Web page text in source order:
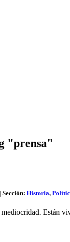
"prensa"
Sección: Historia,
Están